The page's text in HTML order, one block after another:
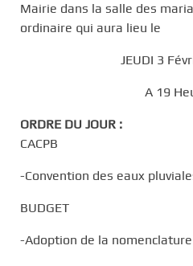
Mairie dans la salle des
ordinaire qui aura lieu le
JEUDI 3
A 19
ORDRE DU JOUR :
CACPB
-Convention des eaux
BUDGET
-Adoption de la nomenclature